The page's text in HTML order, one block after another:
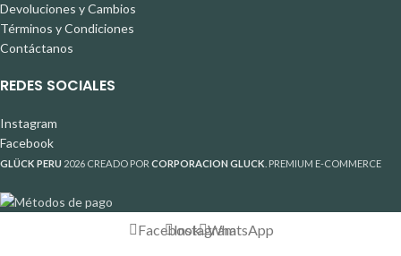
Devoluciones y Cambios
Términos y Condiciones
Contáctanos
REDES SOCIALES
Instagram
Facebook
GLÜCK PERU 2026 CREADO POR CORPORACION GLUCK . PREMIUM E-COMMERCE
FacebookInstagramWhatsApp